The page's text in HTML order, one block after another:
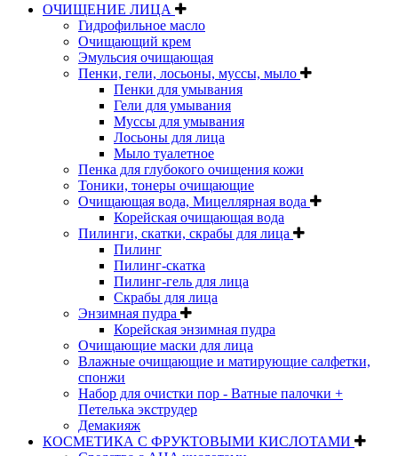
ОЧИЩЕНИЕ ЛИЦА
Гидрофильное масло
Очищающий крем
Эмульсия очищающая
Пенки, гели, лосьоны, муссы, мыло
Пенки для умывания
Гели для умывания
Муссы для умывания
Лосьоны для лица
Мыло туалетное
Пенка для глубокого очищения кожи
Тоники, тонеры очищающие
Очищающая вода, Мицеллярная вода
Корейская очищающая вода
Пилинги, скатки, скрабы для лица
Пилинг
Пилинг-скатка
Пилинг-гель для лица
Скрабы для лица
Энзимная пудра
Корейская энзимная пудра
Очищающие маски для лица
Влажные очищающие и матирующие салфетки,
спонжи
Набор для очистки пор - Ватные палочки +
Петелька экструдер
Демакияж
КОСМЕТИКА С ФРУКТОВЫМИ КИСЛОТАМИ